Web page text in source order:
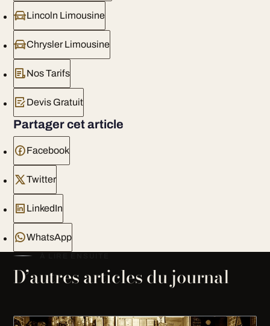
Lincoln Limousine
Chrysler Limousine
Nos Tarifs
Devis Gratuit
Partager cet article
Facebook
Twitter
LinkedIn
WhatsApp
D’autres articles du journal